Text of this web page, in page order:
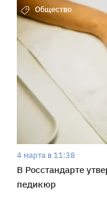
Общество
4 марта в 11:38
В Росстандарте
педикюр